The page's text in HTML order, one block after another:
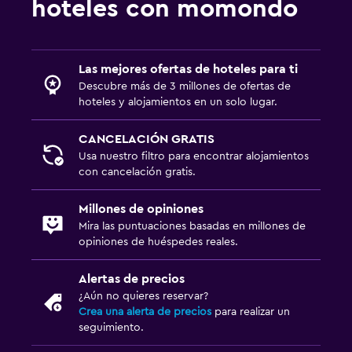
Enchufe cerca de la cama
Salud y seguridad
Limpieza diaria
Botiquín de primeros auxilios
Caja fuerte
Cajero automático/banco
Servicio de despertador
Servicio de habitaciones
hoteles con momondo
Las mejores ofertas de hoteles para ti
Descubre más de 3 millones de ofertas de
hoteles y alojamientos en un solo lugar.
CANCELACIÓN GRATIS
Usa nuestro filtro para encontrar alojamientos
con cancelación gratis.
Millones de opiniones
Mira las puntuaciones basadas en millones de
opiniones de huéspedes reales.
Alertas de precios
¿Aún no quieres reservar?
Crea una alerta de precios para realizar un
seguimiento.